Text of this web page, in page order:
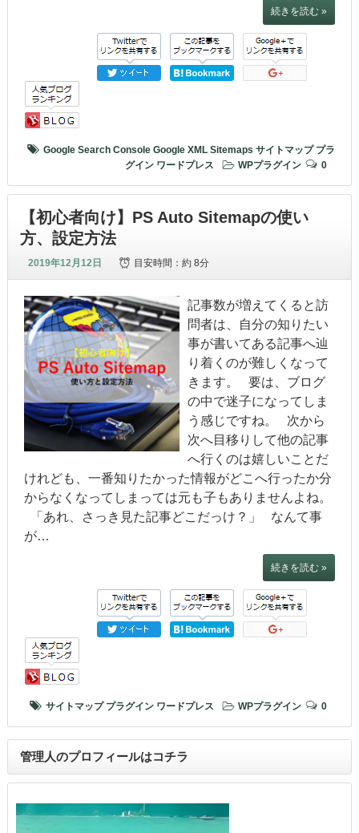
続きを読む »
Google Search Console Google XML Sitemaps サイトマップ プラ
グイン ワードプレス WPプラグイン 0
【初心者向け】PS Auto Sitemapの使い
方、設定方法
2019年12月12日 目安時間：約 8分
記事数が増えてくると訪
問者は、自分の知りたい
事が書いてある記事へ辿
り着くのが難しくなって
きます。 要は、ブログ
の中で迷子になってしま
う感じですね。 次から
次へ目移りして他の記事
へ行くのは嬉しいことだ
けれども、一番知りたかった情報がどこへ行ったか分
からなくなってしまっては元も子もありませんよね。
「あれ、さっき見た記事どこだっけ？」 なんて事
が…
続きを読む »
サイトマップ プラグイン ワードプレス WPプラグイン 0
管理人のプロフィールはコチラ